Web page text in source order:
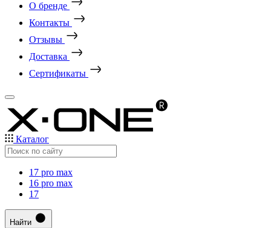
О бренде
Контакты
Отзывы
Доставка
Сертификаты
Каталог
17 pro max
16 pro max
17
Найти